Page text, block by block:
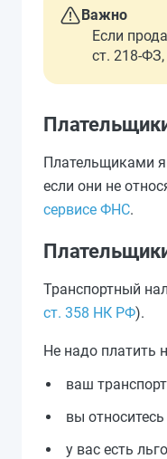
Важно
Если
ст. 218-ФЗ,
Плательщиками
если они не
сервисе ФНС.
Транспортный
ст. 358 НК РФ).
Не надо платить
ваш
вы
у вас есть